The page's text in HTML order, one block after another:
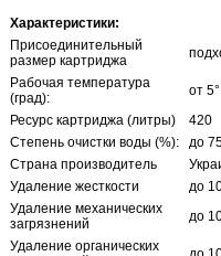
Характеристики:
Присоединительный
размер картриджа
Рабочая температура
(град):
от
Ресурс картриджа (литры)
420
Степень очистки воды (%):
до
Страна производитель
Удаление жесткости
до
Удаление механических
загрязнений
до
Удаление органических